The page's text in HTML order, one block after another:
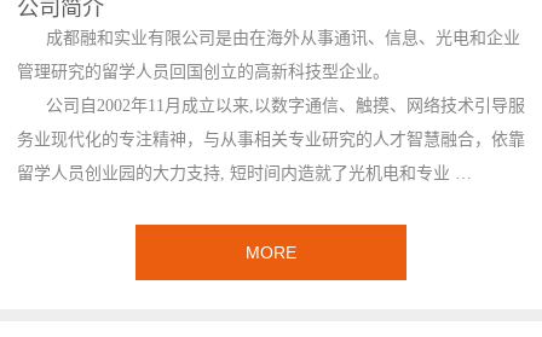
公司简介
成都融和实业有限公司是由在海外从事通讯、信息、光电和企业
管理研究的留学人员回国创立的高新科技型企业。
公司自2002年11月成立以来,以数字通信、触摸、网络技术引导服
务业现代化的专注精神，与从事相关专业研究的人才智慧融合，依靠
留学人员创业园的大力支持, 短时间内造就了光机电和专业 …
MORE